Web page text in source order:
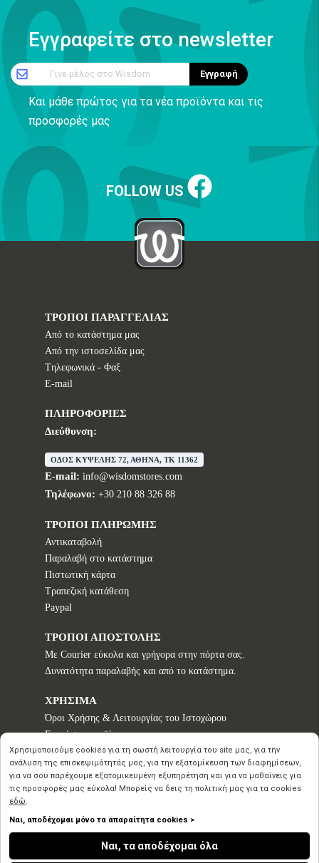
Εγγραφείτε στο newsletter
Γίνε μέλος στο Wisdom Εγγραφή
Και μάθε πρώτος για τα νέα προϊόντα και τις
προσφορές μας
FOLLOW US
ΤΡΟΠΟΙ ΠΑΡΑΓΓΕΛΙΑΣ
Από το κατάστημα μας
Από την ιστοσελίδα μας
Tηλεφωνικά - Φαξ
E-mail
ΠΛΗΡΟΦΟΡΙΕΣ
Διεύθυνση:
ΟΔΟΣ ΚΥΨΕΛΗΣ 72, ΑΘΗΝΑ, TK 11362
E-mail: info@wisdomstores.com
Τηλέφωνο: +30 210 88 326 88
ΤΡΟΠΟΙ ΠΛΗΡΩΜΗΣ
Αντικαταβολή
Παραλαβή στο κατάστημα
Πιστωτική κάρτα
Τραπεζική κατάθεση
Paypal
ΤΡΟΠΟΙ ΑΠΟΣΤΟΛΗΣ
Με Courier εύκολα και γρήγορα στην πόρτα σας.
Δυνατότητα παραλαβής και από το κατάστημα.
ΧΡΗΣΙΜΑ
Όροι Χρήσης & Λειτουργίας του Ιστοχώρου
Εγγυήσεις προϊόντων
Τρόποι παραγγελίας
Πολιτική επιστροφών - Δικαίωμα Υπαναχώρησης
Προστασία Προσωπικών Δεδομένων
Copyright © 2020 2026
Inspirational Creationby Advisable
Χρησιμοποιούμε cookies για τη σωστή λειτουργία του site μας, για την
ανάλυση της επισκεψιμότητάς μας, για την εξατομίκευση των διαφημίσεων,
για να σου παρέχουμε εξατομικευμένη εξυπηρέτηση και για να μαθαίνεις για
τις προσφορές μας εύκολα! Μπορείς να δεις τη πολιτική μας για τα cookies
εδώ.
Ναι, αποδέχομαι μόνο τα απαραίτητα cookies >
Ναι, τα αποδέχομαι όλα